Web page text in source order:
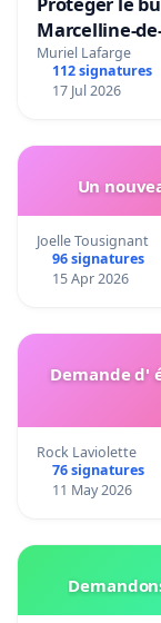
Marcelline-
Muriel Lafarge
112 signatures
17 Jul 2026
Un
Joelle Tousignant
96 signatures
15 Apr 2026
Demande d'
Rock Laviolette
76 signatures
11 May 2026